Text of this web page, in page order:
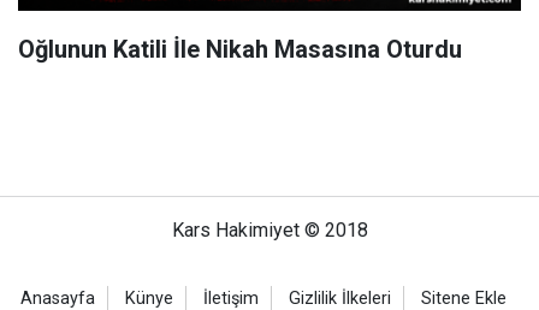
Oğlunun Katili İle Nikah Masasına Oturdu
Kars Hakimiyet © 2018
Anasayfa Künye İletişim Gizlilik İlkeleri Sitene Ekle